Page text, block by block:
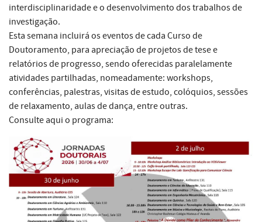
interdisciplinaridade e o desenvolvimento dos trabalhos de
investigação.
Esta semana incluirá os eventos de cada Curso de
Doutoramento, para apreciação de projetos de tese e
relatórios de progresso, sendo oferecidas paralelamente
atividades partilhadas, nomeadamente: workshops,
conferências, palestras, visitas de estudo, colóquios, sessões
de relaxamento, aulas de dança, entre outras.
Consulte aqui o programa: